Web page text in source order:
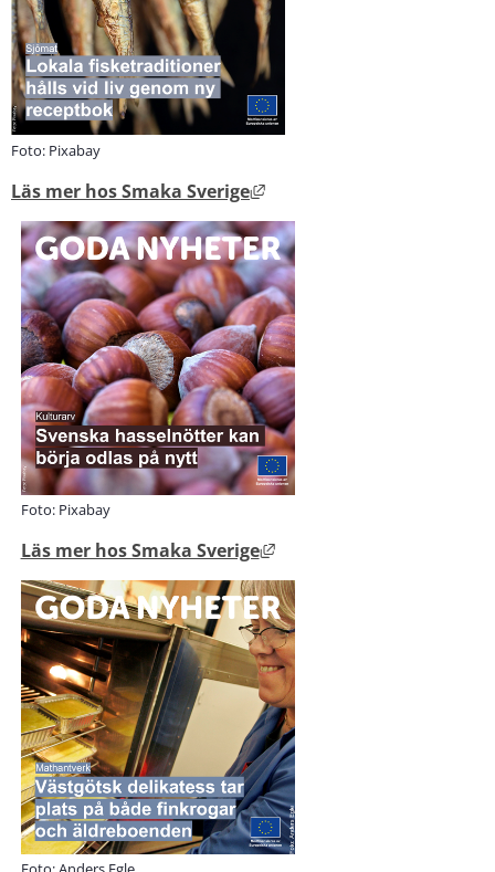
Foto: Pixabay
Läs mer hos Smaka Sverige Länk till annan webbplats,
Foto: Pixabay
Läs mer hos Smaka Sverige Länk till annan